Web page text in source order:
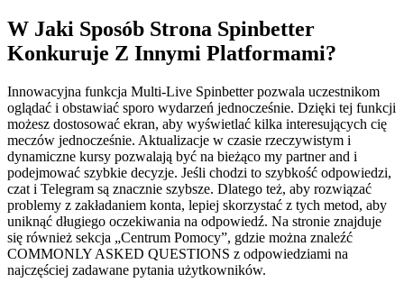
W Jaki Sposób Strona Spinbetter
Konkuruje Z Innymi Platformami?
Innowacyjna funkcja Multi-Live Spinbetter pozwala uczestnikom
oglądać i obstawiać sporo wydarzeń jednocześnie. Dzięki tej funkcji
możesz dostosować ekran, aby wyświetlać kilka interesujących cię
meczów jednocześnie. Aktualizacje w czasie rzeczywistym i
dynamiczne kursy pozwalają być na bieżąco my partner and i
podejmować szybkie decyzje. Jeśli chodzi to szybkość odpowiedzi,
czat i Telegram są znacznie szybsze. Dlatego też, aby rozwiązać
problemy z zakładaniem konta, lepiej skorzystać z tych metod, aby
uniknąć długiego oczekiwania na odpowiedź. Na stronie znajduje
się również sekcja „Centrum Pomocy”, gdzie można znaleźć
COMMONLY ASKED QUESTIONS z odpowiedziami na
najczęściej zadawane pytania użytkowników.